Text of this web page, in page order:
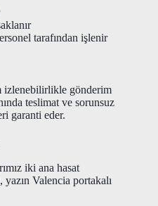
tarafından işlenir
izlenebilirlikle gönderim
teslimat ve sorunsuz
garanti eder.
iki ana hasat
Valencia portakalı